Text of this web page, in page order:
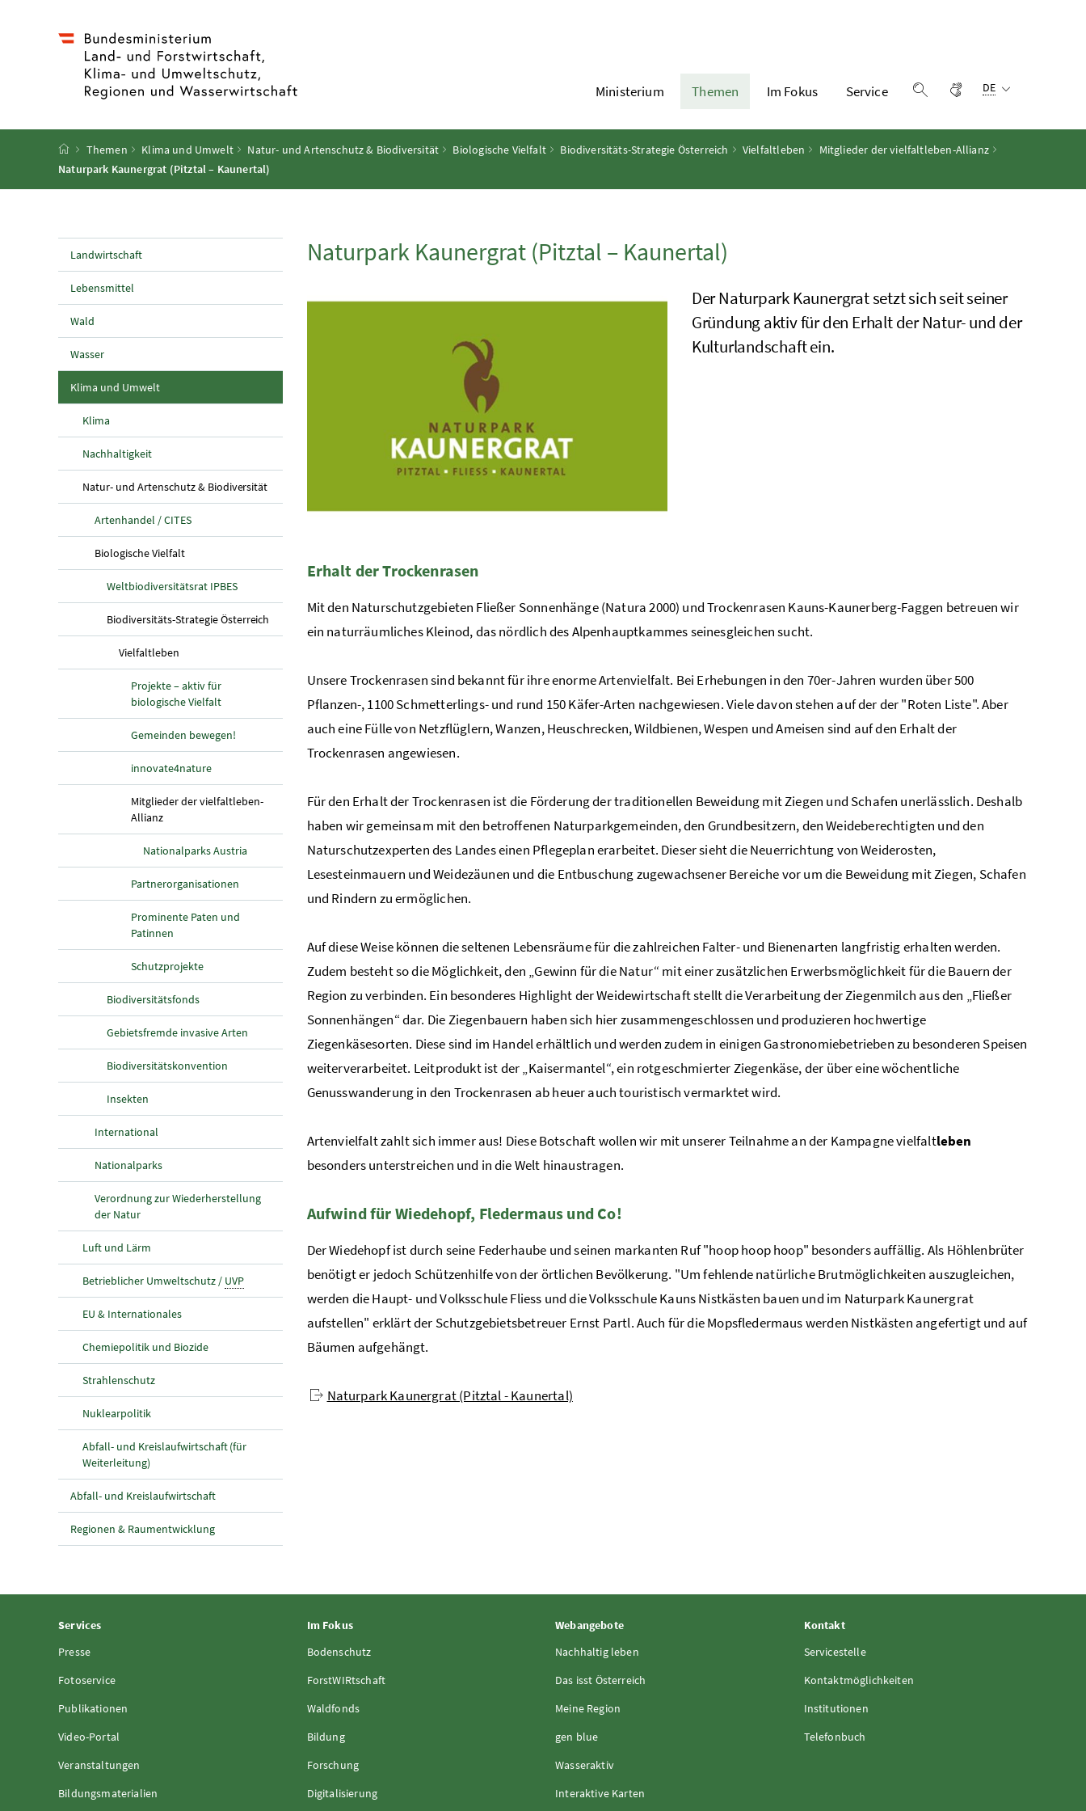
Ministerium Themen Im Fokus
Service
Gebärdensprache
DE
Startseite
Themen Klima und Umwelt Natur- und Artenschutz & Biodiversität Biologische Vielfalt Biodiversitäts-Strategie Österreich Vielfaltleben
Mitglieder der vielfaltleben-Allianz
Naturpark Kaunergrat (Pitztal – Kaunertal)
Landwirtschaft
Lebensmittel
Wald
Wasser
Klima und Umwelt(aktuelle Seite)
Klima
Nachhaltigkeit
Natur- und Artenschutz & Biodiversität(aktuelle Seite)
Artenhandel / CITES
Biologische Vielfalt(aktuelle Seite)
Weltbiodiversitätsrat IPBES
Biodiversitäts-Strategie Österreich
Vielfaltleben(aktuelle Seite)
Projekte – aktiv für
biologische Vielfalt
Gemeinden bewegen!
innovate4nature
Mitglieder der vielfaltleben-
Allianz(aktuelle Seite)
Nationalparks Austria
Partnerorganisationen
Prominente Paten und
Patinnen
Schutzprojekte
Biodiversitätsfonds
Gebietsfremde invasive Arten
Biodiversitätskonvention
Insekten
International
Nationalparks
Verordnung zur Wiederherstellung
der Natur
Luft und Lärm
Betrieblicher Umweltschutz / UVP
EU & Internationales
Chemiepolitik und Biozide
Strahlenschutz
Nuklearpolitik
Abfall- und Kreislaufwirtschaft (für
Weiterleitung)
Abfall- und Kreislaufwirtschaft
Regionen & Raumentwicklung
Naturpark Kaunergrat (Pitztal – Kaunertal)
Der Naturpark Kaunergrat setzt sich seit seiner
Gründung aktiv für den Erhalt der Natur- und der
Kulturlandschaft ein.
Erhalt der Trockenrasen
Mit den Naturschutzgebieten Fließer Sonnenhänge (Natura 2000) und Trockenrasen Kauns-Kaunerberg-Faggen betreuen wir
ein naturräumliches Kleinod, das nördlich des Alpenhauptkammes seinesgleichen sucht.
Unsere Trockenrasen sind bekannt für ihre enorme Artenvielfalt. Bei Erhebungen in den 70er-Jahren wurden über 500
Pflanzen-, 1100 Schmetterlings- und rund 150 Käfer-Arten nachgewiesen. Viele davon stehen auf der der "Roten Liste". Aber
auch eine Fülle von Netzflüglern, Wanzen, Heuschrecken, Wildbienen, Wespen und Ameisen sind auf den Erhalt der
Trockenrasen angewiesen.
Für den Erhalt der Trockenrasen ist die Förderung der traditionellen Beweidung mit Ziegen und Schafen unerlässlich. Deshalb
haben wir gemeinsam mit den betroffenen Naturparkgemeinden, den Grundbesitzern, den Weideberechtigten und den
Naturschutzexperten des Landes einen Pflegeplan erarbeitet. Dieser sieht die Neuerrichtung von Weiderosten,
Lesesteinmauern und Weidezäunen und die Entbuschung zugewachsener Bereiche vor um die Beweidung mit Ziegen, Schafen
und Rindern zu ermöglichen.
Auf diese Weise können die seltenen Lebensräume für die zahlreichen Falter- und Bienenarten langfristig erhalten werden.
Zudem besteht so die Möglichkeit, den „Gewinn für die Natur“ mit einer zusätzlichen Erwerbsmöglichkeit für die Bauern der
Region zu verbinden. Ein besonderes Highlight der Weidewirtschaft stellt die Verarbeitung der Ziegenmilch aus den „Fließer
Sonnenhängen“ dar. Die Ziegenbauern haben sich hier zusammengeschlossen und produzieren hochwertige
Ziegenkäsesorten. Diese sind im Handel erhältlich und werden zudem in einigen Gastronomiebetrieben zu besonderen Speisen
weiterverarbeitet. Leitprodukt ist der „Kaisermantel“, ein rotgeschmierter Ziegenkäse, der über eine wöchentliche
Genusswanderung in den Trockenrasen ab heuer auch touristisch vermarktet wird.
Artenvielfalt zahlt sich immer aus! Diese Botschaft wollen wir mit unserer Teilnahme an der Kampagne vielfaltleben
besonders unterstreichen und in die Welt hinaustragen.
Aufwind für Wiedehopf, Fledermaus und Co!
Der Wiedehopf ist durch seine Federhaube und seinen markanten Ruf "hoop hoop hoop" besonders auffällig. Als Höhlenbrüter
benötigt er jedoch Schützenhilfe von der örtlichen Bevölkerung. "Um fehlende natürliche Brutmöglichkeiten auszugleichen,
werden die Haupt- und Volksschule Fliess und die Volksschule Kauns Nistkästen bauen und im Naturpark Kaunergrat
aufstellen" erklärt der Schutzgebietsbetreuer Ernst Partl. Auch für die Mopsfledermaus werden Nistkästen angefertigt und auf
Bäumen aufgehängt.
Naturpark Kaunergrat (Pitztal - Kaunertal)
Services
Presse
Fotoservice
Publikationen
Video-Portal
Veranstaltungen
Bildungsmaterialien
Im Fokus
Bodenschutz
ForstWIRtschaft
Waldfonds
Bildung
Forschung
Digitalisierung
Webangebote
Nachhaltig leben
Das isst Österreich
Meine Region
gen blue
Wasseraktiv
Interaktive Karten
Kontakt
Servicestelle
Kontaktmöglichkeiten
Institutionen
Telefonbuch